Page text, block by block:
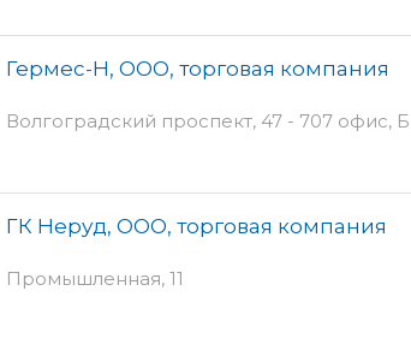
Гермес-Н, ООО, торговая компания
Волгоградский проспект, 47 - 707 офис,
ГК Неруд, ООО, торговая компания
Промышленная, 11